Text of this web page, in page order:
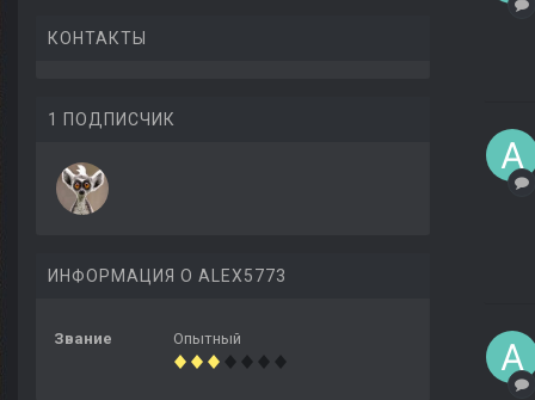
КОНТАКТЫ
1 ПОДПИСЧИК
ИНФОРМАЦИЯ О ALEX5773
Звание Опытный